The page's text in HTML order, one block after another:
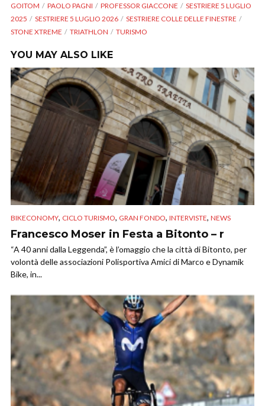
GOITOM
PAOLO PAGNI PROFESSOR GIACCONE
SESTRIERE 5 LUGLIO
2025
SESTRIERE 5 LUGLIO 2026
SESTRIERE COLLE DELLE FINESTRE
STONE XTREME
TRIATHLON TURISMO
YOU MAY ALSO LIKE
BIKECONOMY, CICLO TURISMO, GRAN FONDO, INTERVISTE, NEWS
Francesco Moser in Festa a Bitonto – r
“A 40 anni dalla Leggenda”, è l’omaggio che la città di Bitonto, per
volontà delle associazioni Polisportiva Amici di Marco e Dynamik
Bike, in...